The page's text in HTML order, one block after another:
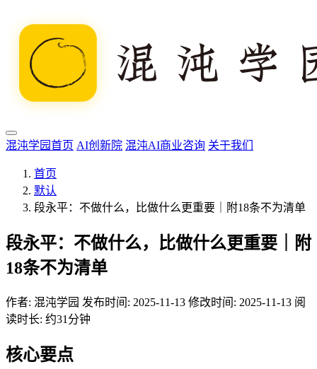
混沌学园首页 AI创新院 混沌AI商业咨询 关于我们
首页
默认
段永平：不做什么，比做什么更重要｜附18条不为清单
段永平：不做什么，比做什么更重要｜附
18条不为清单
作者: 混沌学园 发布时间: 2025-11-13 修改时间: 2025-11-13 阅
读时长: 约31分钟
核心要点